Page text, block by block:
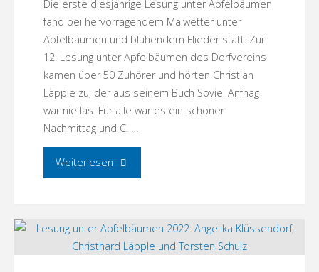
Die erste diesjährige Lesung unter Apfelbäumen
fand bei hervorragendem Maiwetter unter
Apfelbäumen und blühendem Flieder statt. Zur
12. Lesung unter Apfelbäumen des Dorfvereins
kamen über 50 Zuhörer und hörten Christian
Läpple zu, der aus seinem Buch Soviel Anfnag
war nie las. Für alle war es ein schöner
Nachmittag und C. …
Weiterlesen "Christhard
liest
unter